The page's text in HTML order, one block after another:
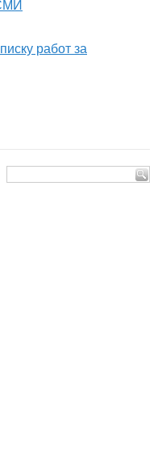
работ за